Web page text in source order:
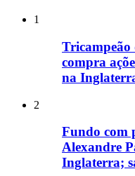
1
Tricampeão
compra
na
2
Fundo com
Alexandre
Inglaterra;